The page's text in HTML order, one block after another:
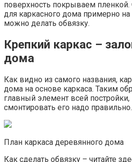
поверхность покрываем
для каркасного дома примерно
можно делать обвязку.
Крепкий каркас –
дома
Как видно из самого названия,
дома на основе каркаса. Таким
главный элемент всей постройки,
смонтировать его надо правильно.
План каркаса деревянного дома
Как сделать обвязку – читайте